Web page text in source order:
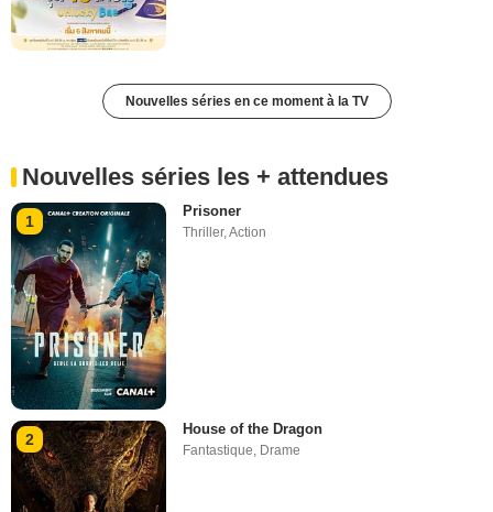
Nouvelles séries en ce moment à la TV
Nouvelles séries les + attendues
1
Prisoner
Thriller,Action
2
House of the Dragon
Fantastique, Drame